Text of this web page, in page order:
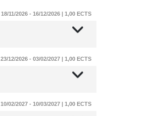
18/11/2026 - 16/12/2026 | 1,00 ECTS
23/12/2026 - 03/02/2027 | 1,00 ECTS
10/02/2027 - 10/03/2027 | 1,00 ECTS